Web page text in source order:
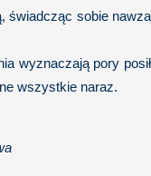
sobie
wyznaczają pory
wszystkie naraz.